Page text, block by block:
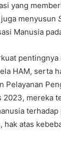
yang
menyusun
Manusia
pentingnya
HAM, serta
mereka
terhadap
atas